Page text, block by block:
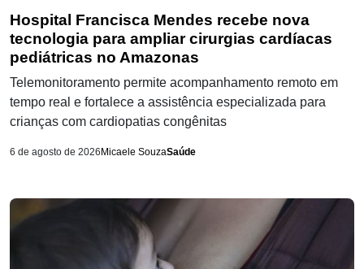
Hospital Francisca Mendes recebe nova
tecnologia para ampliar cirurgias cardíacas
pediátricas no Amazonas
Telemonitoramento permite acompanhamento remoto em
tempo real e fortalece a assistência especializada para
crianças com cardiopatias congênitas
6 de agosto de 2026 Micaele SouzaSaúde